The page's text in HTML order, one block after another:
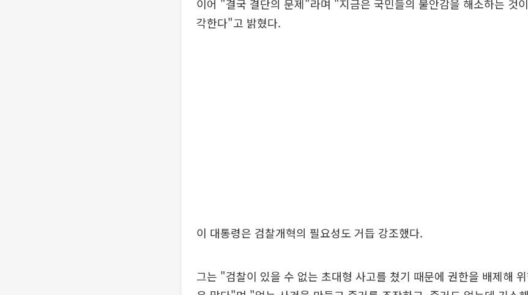
이어 "결국 결단의 문제"라며 "지금은 국민들의 불안감을 해소하는 것
각한다"고 밝혔다.
이 대통령은 검찰개혁의 필요성도 거듭 강조했다.
그는 "검찰이 있을 수 없는 초대형 사고를 쳤기 때문에 권한을 배제해